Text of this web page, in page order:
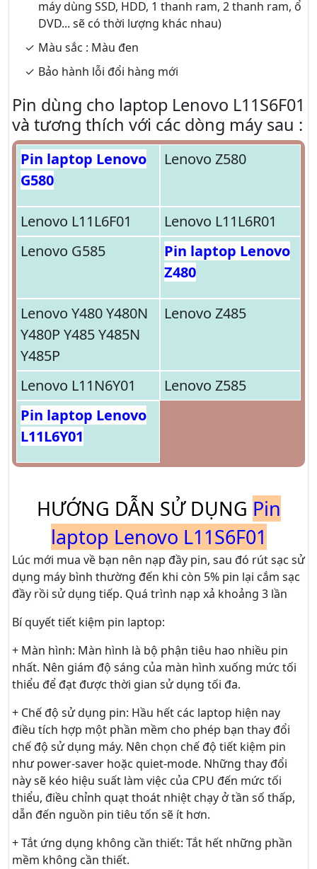
máy dùng SSD, HDD, 1 thanh ram, 2 thanh ram, ổ
DVD... sẽ có thời lượng khác nhau)
Màu sắc : Màu đen
Bảo hành lỗi đổi hàng mới
Pin dùng cho laptop Lenovo L11S6F01
và tương thích với các dòng máy sau :
Pin laptop Lenovo
G580
Lenovo Z580
Lenovo L11L6F01
Lenovo L11L6R01
Lenovo G585
Pin laptop Lenovo
Z480
Lenovo Y480 Y480N
Y480P Y485 Y485N
Y485P
Lenovo Z485
Lenovo L11N6Y01
Lenovo Z585
Pin laptop Lenovo
L11L6Y01
HƯỚNG DẪN SỬ DỤNG Pin
laptop Lenovo L11S6F01
Lúc mới mua về bạn nên nạp đầy pin, sau đó rút sạc sử
dụng máy bình thường đến khi còn 5% pin lại cắm sạc
đầy rồi sử dụng tiếp. Quá trình nạp xả khoảng 3 lần
Bí quyết tiết kiệm pin laptop:
+ Màn hình: Màn hình là bộ phận tiêu hao nhiều pin
nhất. Nên giám độ sáng của màn hình xuống mức tối
thiểu để đạt được thời gian sử dụng tối đa.
+ Chế độ sử dụng pin: Hầu hết các laptop hiện nay
điều tích hợp một phần mềm cho phép bạn thay đổi
chế độ sử dụng máy. Nên chọn chế độ tiết kiệm pin
như power-saver hoặc quiet-mode. Những thay đổi
này sẽ kéo hiệu suất làm việc của CPU đến mức tối
thiểu, điều chỉnh quạt thoát nhiệt chạy ở tần số thấp,
dẫn đến nguồn pin tiêu tốn sẽ ít hơn.
+ Tắt ứng dụng không cần thiết: Tắt hết những phần
mềm không cần thiết.